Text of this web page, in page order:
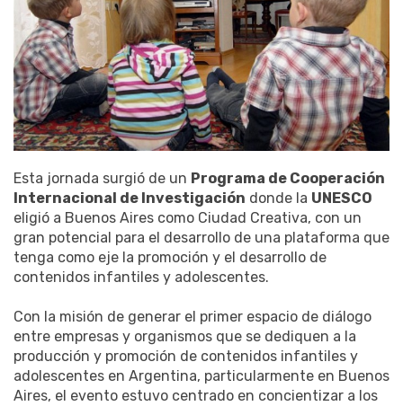
Esta jornada surgió de un Programa de Cooperación
Internacional de Investigación donde la UNESCO
eligió a Buenos Aires como Ciudad Creativa, con un
gran potencial para el desarrollo de una plataforma que
tenga como eje la promoción y el desarrollo de
contenidos infantiles y adolescentes.
Con la misión de generar el primer espacio de diálogo
entre empresas y organismos que se dediquen a la
producción y promoción de contenidos infantiles y
adolescentes en Argentina, particularmente en Buenos
Aires, el evento estuvo centrado en concientizar a los